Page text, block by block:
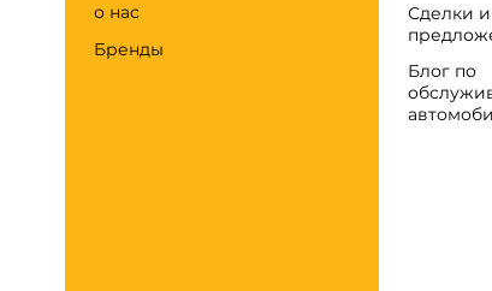
о нас
Бренды
Сделки и
Блог по